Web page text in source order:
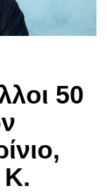
50
Κ.